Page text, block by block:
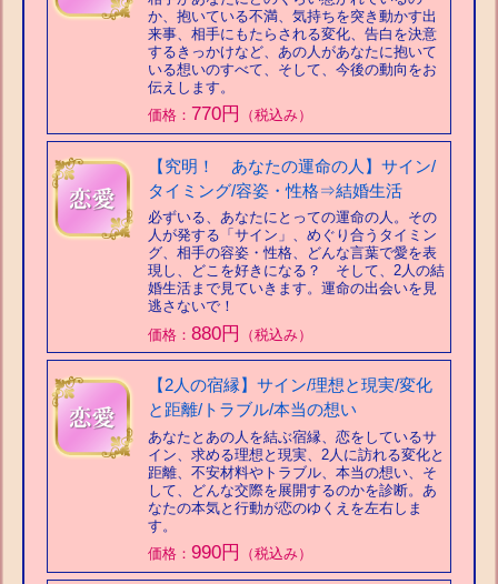
か、抱いている不満、気持ちを突き動かす出
来事、相手にもたらされる変化、告白を決意
するきっかけなど、あの人があなたに抱いて
いる想いのすべて、そして、今後の動向をお
伝えします。
価格： 770円 （税込み）
【究明！ あなたの運命の人】サイン/
タイミング/容姿・性格⇒結婚生活
必ずいる、あなたにとっての運命の人。その
人が発する「サイン」、めぐり合うタイミン
グ、相手の容姿・性格、どんな言葉で愛を表
現し、どこを好きになる？ そして、2人の結
婚生活まで見ていきます。運命の出会いを見
逃さないで！
価格：880円 （税込み）
【2人の宿縁】サイン/理想と現実/変化
と距離/トラブル/本当の想い
あなたとあの人を結ぶ宿縁、恋をしているサ
イン、求める理想と現実、2人に訪れる変化と
距離、不安材料やトラブル、本当の想い、そ
して、どんな交際を展開するのかを診断。あ
なたの本気と行動が恋のゆくえを左右しま
す。
価格：990円 （税込み）